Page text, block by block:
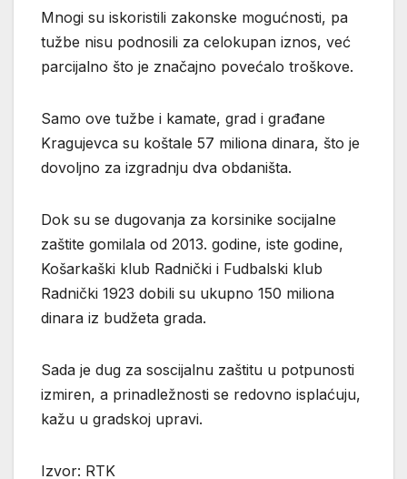
Mnogi su iskoristili zakonske mogućnosti, pa
tužbe nisu podnosili za celokupan iznos, već
parcijalno što je značajno povećalo troškove.
Samo ove tužbe i kamate, grad i građane
Kragujevca su koštale 57 miliona dinara, što je
dovoljno za izgradnju dva obdaništa.
Dok su se dugovanja za korsinike socijalne
zaštite gomilala od 2013. godine, iste godine,
Košarkaški klub Radnički i Fudbalski klub
Radnički 1923 dobili su ukupno 150 miliona
dinara iz budžeta grada.
Sada je dug za soscijalnu zaštitu u potpunosti
izmiren, a prinadležnosti se redovno isplaćuju,
kažu u gradskoj upravi.
Izvor: RTK